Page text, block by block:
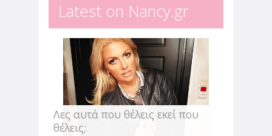
Latest on Nancy.gr
Λες αυτά που θέλεις εκεί που
θέλεις;